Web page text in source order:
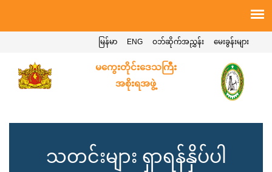
မေးခွန်းများ
ဝဘ်ဆိုက်အညွှန်း
ENG
မြန်မာ
မကွေးတိုင်းဒေသကြီး
အစိုးရအဖွဲ့
သတင်းများ ရှာရန်နှိပ်ပါ